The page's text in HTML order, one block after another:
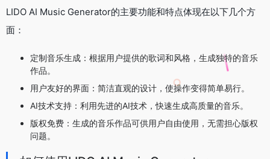
LIDO AI Music Generator的主要功能和特点体现在以下几个方
面：
定制音乐生成：根据用户提供的歌词和风格，生成独特的音乐
作品。
用户友好的界面：简洁直观的设计，使操作变得简单易行。
AI技术支持：利用先进的AI技术，快速生成高质量的音乐。
版权免费：生成的音乐作品可供用户自由使用，无需担心版权
问题。